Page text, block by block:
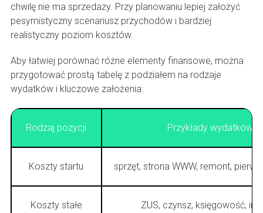
chwilę nie ma sprzedaży. Przy planowaniu lepiej założyć
pesymistyczny scenariusz przychodów i bardziej
realistyczny poziom kosztów.
Aby łatwiej porównać różne elementy finansowe, można
przygotować prostą tabelę z podziałem na rodzaje
wydatków i kluczowe założenia:
Rodzaj pozycji Przykłady wydatków
Koszty startu sprzęt, strona WWW, remont,
Koszty stałe ZUS, czynsz, księgowość,